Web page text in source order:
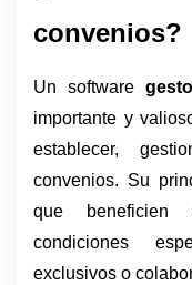
convenios?
Un software
importante y
establecer,
convenios. Su
que beneficien
condiciones
exclusivos o